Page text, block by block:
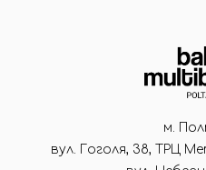
м.
вул. Гоголя, 38, ТРЦ